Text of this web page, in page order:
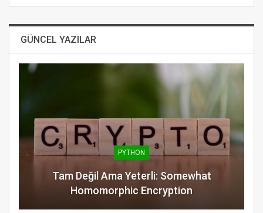
GÜNCEL YAZILAR
PYTHON
Tam Değil Ama Yeterli: Somewhat
Homomorphic Encryption